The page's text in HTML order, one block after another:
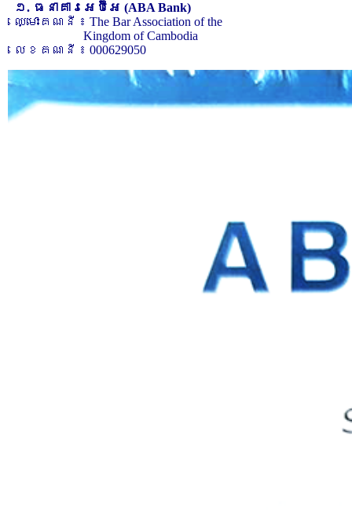
១. ធនាគារអេប៊ីអេ (ABA Bank)
ឈ្មោះគណនី ៖ The Bar Association of the
Kingdom of Cambodia
លេខគណនី ៖ 000629050